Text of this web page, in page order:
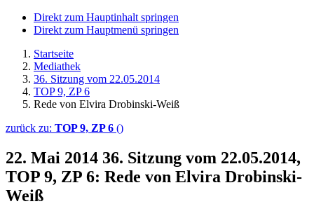
Direkt zum Hauptinhalt springen
Direkt zum Hauptmenü springen
Startseite
Mediathek
36. Sitzung vom 22.05.2014
TOP 9, ZP 6
Rede von Elvira Drobinski-Weiß
zurück zu: TOP 9, ZP 6 ()
22. Mai 2014 36. Sitzung vom 22.05.2014,
TOP 9, ZP 6: Rede von Elvira Drobinski-
Weiß